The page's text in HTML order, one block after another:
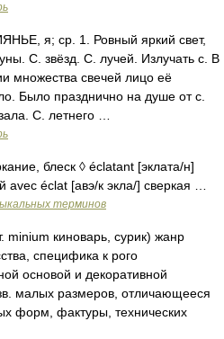
я; ср. 1. Ровный яркий свет,
С. звёзд. С. лучей. Излучать с. В
множества свечей лицо её
Было празднично на душе от с.
С. летнего …
блеск ◊ éclatant [эклата/н]
éclat [авэ/к экла/] сверкая …
терминов
minium киноварь, сурик) жанр
специфика к рого
основой и декоративной
малых размеров, отличающееся
форм, фактуры, технических